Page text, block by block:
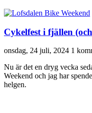
Cykelfest i fjällen
onsdag, 24 juli, 2024 1
Nu är det en dryg vecka
Weekend och jag har
helgen.